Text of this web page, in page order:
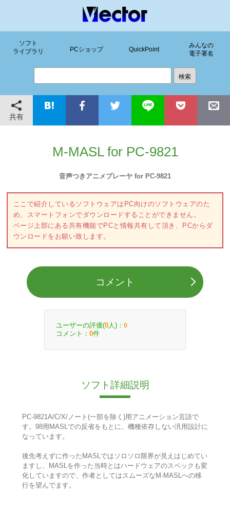
ソフト
ライブラリ
PCショップ QuickPoint
みんなの
電子署名
共有
M-MASL for PC-9821
音声つきアニメプレーヤ for PC-9821
ここで紹介しているソフトウェアはPC向けのソフトウェアのた
め、スマートフォンでダウンロードすることができません。
ページ上部にある共有機能でPCと情報共有して頂き、PCからダ
ウンロードをお願い致します。
コメント
ユーザーの評価(0 人)： 0
コメント： 0件
ソフト詳細説明
PC-9821A/C/X/ノート(一部を除く)用アニメーション言語で
す。98用MASLでの反省をもとに、機種依存しない汎用設計に
なっています。
後先考えずに作ったMASLではソロソロ限界が見えはじめてい
ますし、MASLを作った当時とはハードウェアのスペックも変
化していますので、作者としてはスムーズなM-MASLへの移
行を望んでます。